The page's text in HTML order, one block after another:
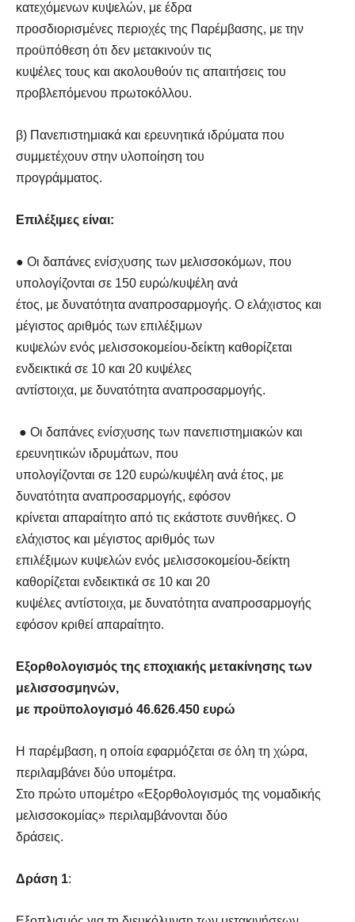
κατεχόμενων κυψελών, με έδρα
προσδιορισμένες περιοχές της Παρέμβασης, με την
προϋπόθεση ότι δεν μετακινούν τις
κυψέλες τους και ακολουθούν τις απαιτήσεις του
προβλεπόμενου πρωτοκόλλου.
β) Πανεπιστημιακά και ερευνητικά ιδρύματα που
συμμετέχουν στην υλοποίηση του
προγράμματος.
Επιλέξιμες είναι:
● Οι δαπάνες ενίσχυσης των μελισσοκόμων, που
υπολογίζονται σε 150 ευρώ/κυψέλη ανά
έτος, με δυνατότητα αναπροσαρμογής. Ο ελάχιστος και
μέγιστος αριθμός των επιλέξιμων
κυψελών ενός μελισσοκομείου-δείκτη καθορίζεται
ενδεικτικά σε 10 και 20 κυψέλες
αντίστοιχα, με δυνατότητα αναπροσαρμογής.
● Οι δαπάνες ενίσχυσης των πανεπιστημιακών και
ερευνητικών ιδρυμάτων, που
υπολογίζονται σε 120 ευρώ/κυψέλη ανά έτος, με
δυνατότητα αναπροσαρμογής, εφόσον
κρίνεται απαραίτητο από τις εκάστοτε συνθήκες. Ο
ελάχιστος και μέγιστος αριθμός των
επιλέξιμων κυψελών ενός μελισσοκομείου-δείκτη
καθορίζεται ενδεικτικά σε 10 και 20
κυψέλες αντίστοιχα, με δυνατότητα αναπροσαρμογής
εφόσον κριθεί απαραίτητο.
Εξορθολογισμός της εποχιακής μετακίνησης των
μελισσοσμηνών,
με προϋπολογισμό 46.626.450 ευρώ
Η παρέμβαση, η οποία εφαρμόζεται σε όλη τη χώρα,
περιλαμβάνει δύο υπομέτρα.
Στο πρώτο υπομέτρο «Εξορθολογισμός της νομαδικής
μελισσοκομίας» περιλαμβάνονται δύο
δράσεις.
Δράση 1: